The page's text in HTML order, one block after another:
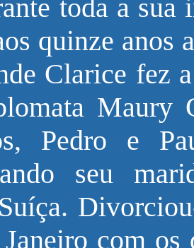
toda a sua
quinze anos
Clarice fez
Maury
Pedro e
seu
com